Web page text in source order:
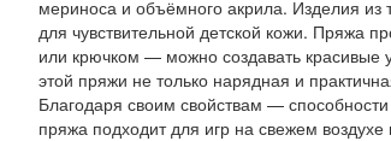
мериноса и объёмного акрила. Изделия
для чувствительной детской кожи. Пряжа
или крючком — можно создавать
этой пряжи не только нарядная и
Благодаря своим свойствам —
пряжа подходит для игр на свежем